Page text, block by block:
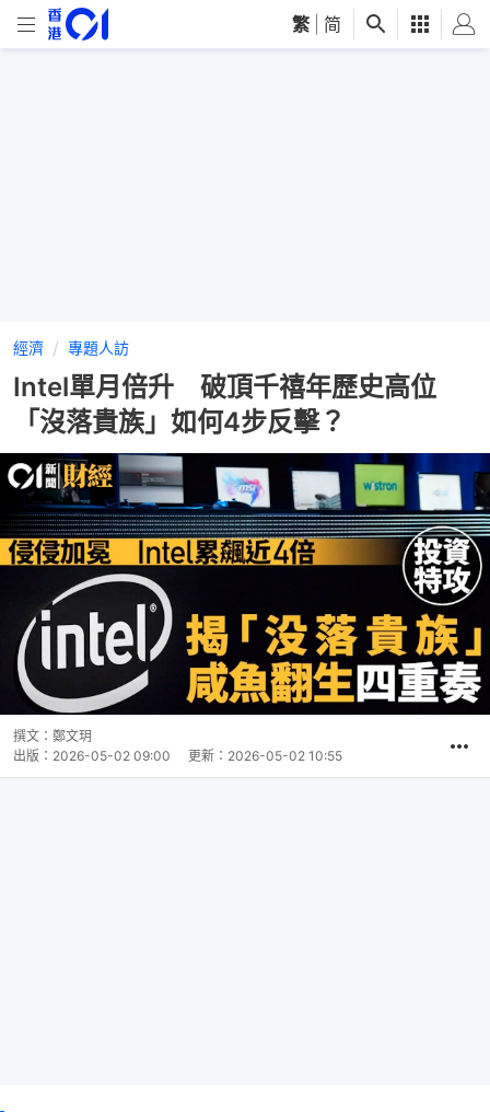
繁 简
經濟 專題人訪
Intel單月倍升 破頂千禧年歷史高位
「沒落貴族」如何4步反擊？
撰文： 鄭文玥
出版： 2026-05-02 09:00 更新： 2026-05-02 10:55